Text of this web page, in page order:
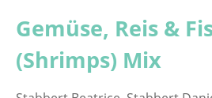
Gemüse, Reis &
(Shrimps) Mix